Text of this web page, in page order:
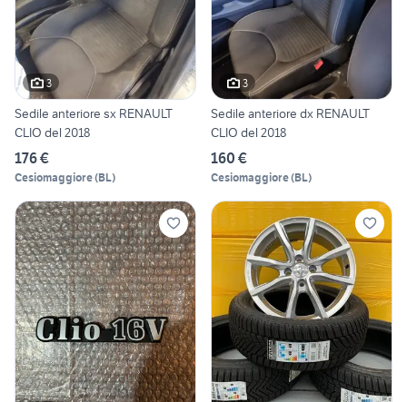
3
Sedile anteriore sx RENAULT
CLIO del 2018
176 €
Cesiomaggiore(BL)
3
Sedile anteriore dx RENAULT
CLIO del 2018
160 €
Cesiomaggiore(BL)